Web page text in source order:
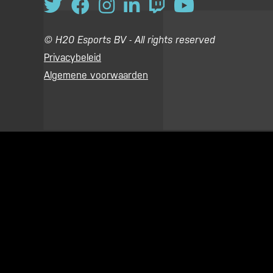
© H20 Esports BV - All rights reserved
Privacybeleid
Algemene voorwaarden